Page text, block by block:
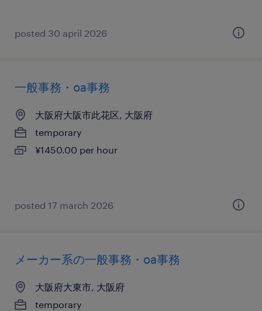
posted 30 april 2026
一般事務・oa事務
大阪府大阪市此花区, 大阪府
temporary
¥1450.00 per hour
posted 17 march 2026
メーカー系の一般事務・oa事務
大阪府大東市, 大阪府
temporary